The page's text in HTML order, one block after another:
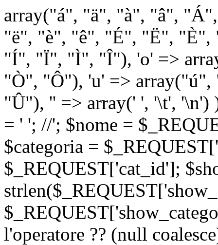
array("á", "ä", "à", "â",
"ë", "è", "ê", "É", "Ë",
"Í", "Ï", "Ì", "Î"), 'o' =>
"Ò", "Ô"), 'u' =>
"Û"), '' => array(' ', '\t',
= ' '; //'; $nome =
$categoria =
$_REQUEST['cat_id'];
l'operatore ?? (null